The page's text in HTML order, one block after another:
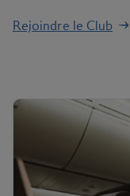
Rejoindre le Club